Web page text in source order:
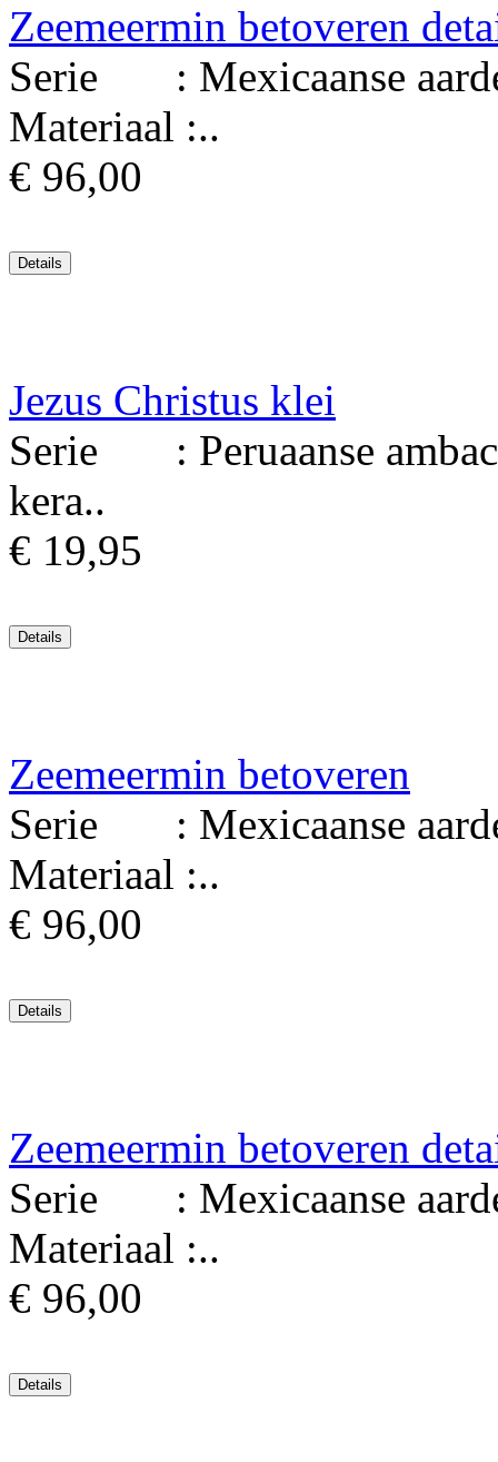
Zeemeermin betoveren
Serie : Mexicaanse
Materiaal :..
€ 96,00
Jezus Christus klei
Serie : Peruaanse
kera..
€ 19,95
Zeemeermin betoveren
Serie : Mexicaanse
Materiaal :..
€ 96,00
Zeemeermin betoveren
Serie : Mexicaanse
Materiaal :..
€ 96,00